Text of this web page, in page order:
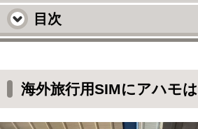
目次
ahamoが利用できる国と地
海外旅行先でのアハモの使
海外旅行用SIMにアハモ